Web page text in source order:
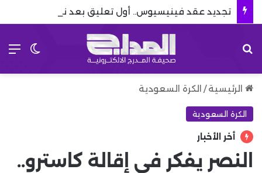
الرئيسية / الكرة السعودية
الكرة السعودية
أخر الأخبار
النصر يفكر في إقالة كاسترو..